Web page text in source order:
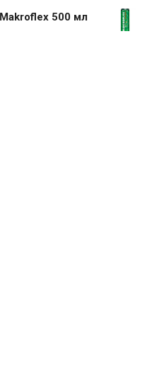
500 мл